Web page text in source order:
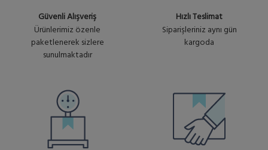
Güvenli Alışveriş
Ürünlerimiz özenle
paketlenerek sizlere
sunulmaktadır
Hızlı Teslimat
Siparişleriniz aynı gün
kargoda